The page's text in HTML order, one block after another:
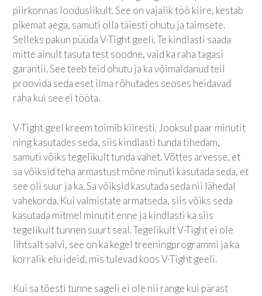
piirkonnas looduslikult. See on vajalik töö kiire, kestab
pikemat aega, samuti olla täiesti ohutu ja taimsete.
Selleks pakun püüda V-Tight geeli. Te kindlasti saada
mitte ainult tasuta test soodne, vaid ka raha tagasi
garantii. See teeb teid ohutu ja ka võimaldanud teil
proovida seda eset ilma rõhutades seoses heidavad
raha kui see ei tööta.
V-Tight geel kreem toimib kiiresti. Jooksul paar minutit
ning kasutades seda, siis kindlasti tunda tihedam,
samuti võiks tegelikult tunda vahet. Võttes arvesse, et
sa võiksid teha armastust mõne minuti kasutada seda, et
see oli suur ja ka. Sa võiksid kasutada seda nii lähedal
vahekorda. Kui valmistate armatseda, siis võiks seda
kasutada mitmel minutit enne ja kindlasti ka siis
tegelikult tunnen suurt seal. Tegelikult V-Tight ei ole
lihtsalt salvi, see on ka kegel treeningprogrammi ja ka
korralik elu ideid, mis tulevad koos V-Tight geeli.
Kui sa tõesti tunne sageli ei ole nii range kui pärast